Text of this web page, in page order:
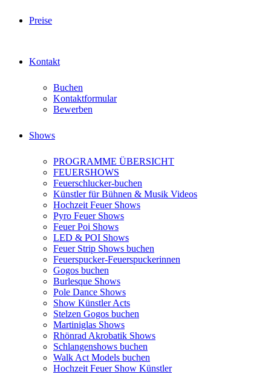
Preise
Kontakt
Buchen
Kontaktformular
Bewerben
Shows
PROGRAMME ÜBERSICHT
FEUERSHOWS
Feuerschlucker-buchen
Künstler für Bühnen & Musik Videos
Hochzeit Feuer Shows
Pyro Feuer Shows
Feuer Poi Shows
LED & POI Shows
Feuer Strip Shows buchen
Feuerspucker-Feuerspuckerinnen
Gogos buchen
Burlesque Shows
Pole Dance Shows
Show Künstler Acts
Stelzen Gogos buchen
Martiniglas Shows
Rhönrad Akrobatik Shows
Schlangenshows buchen
Walk Act Models buchen
Hochzeit Feuer Show Künstler